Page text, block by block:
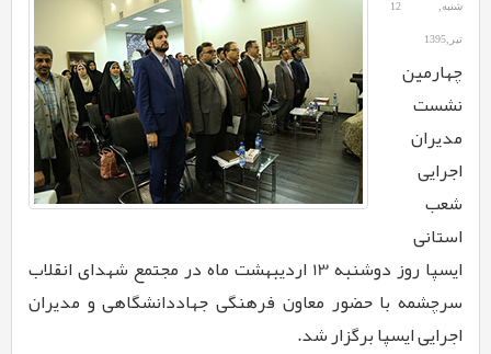
شنبه, 12
تیر,1395
چهارمین
نشست
مدیران
اجرایی
شعب
استانی
ایسپا روز دوشنبه 13 اردیبهشت ماه در مجتمع شهدای انقلاب
سرچشمه با حضور معاون فرهنگی جهاددانشگاهی و مدیران
اجرایی ایسپا برگزار شد.